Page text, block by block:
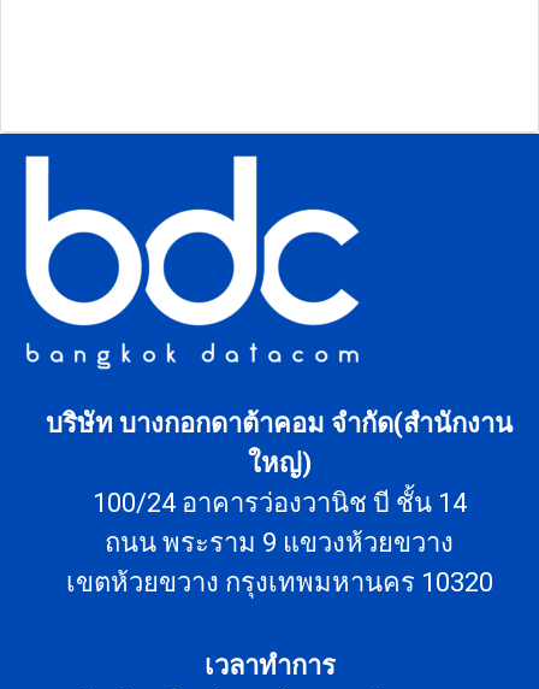
บริษัท บางกอกดาต้าคอม จำกัด(สำนักงาน
ใหญ่)
100/24 อาคารว่องวานิช บี ชั้น 14
ถนน พระราม 9 แขวงห้วยขวาง
เขตห้วยขวาง กรุงเทพมหานคร 10320
เวลาทำการ